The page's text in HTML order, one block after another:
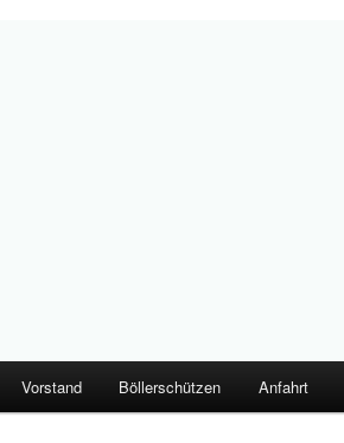
Vorstand Böllerschützen Anfahrt